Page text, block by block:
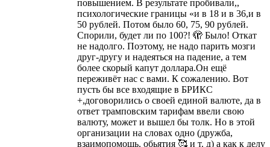
повышением. В результате пробивали,,
психологические границы «и в 18 и в 36,и в
50 рублей. Потом было 60, 75, 90 рублей.
Спорили, будет ли по 100?! 🫣 Было! Откат
не надолго. Поэтому, не надо парить мозги
друг-другу и надеяться на падение, а тем
более скорый капут доллара.Он ещё
переживёт нас с вами. К сожалению. Вот
пусть бы все входящие в БРИКС
+,договорились о своей единой валюте, да в
ответ трамповским тарифам ввели свою
валюту, может и вышел бы толк. Но в этой
организации на словах одно (дружба,
взаимопомощь, обьятия 🥰 и т. д) а как к делу